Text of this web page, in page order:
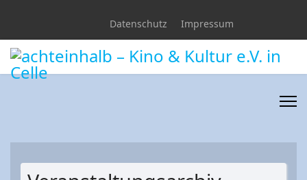
Impressum
Datenschutz